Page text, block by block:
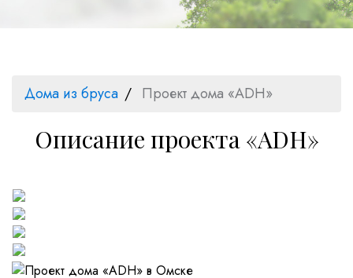
Дома из бруса Проект дома «ADH»
Описание проекта «ADH»